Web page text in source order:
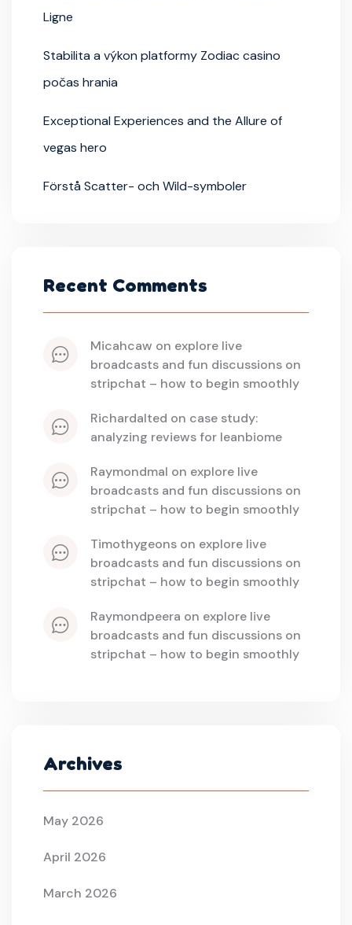
Ligne
Stabilita a výkon platformy Zodiac casino
počas hrania
Exceptional Experiences and the Allure of
vegas hero
Förstå Scatter- och Wild-symboler
Recent Comments
micahcaw on explore live
broadcasts and fun discussions on
stripchat – how to begin smoothly
richardalted on case study:
analyzing reviews for leanbiome
raymondmal on explore live
broadcasts and fun discussions on
stripchat – how to begin smoothly
timothygeons on explore live
broadcasts and fun discussions on
stripchat – how to begin smoothly
raymondpeera on explore live
broadcasts and fun discussions on
stripchat – how to begin smoothly
Archives
May 2026
April 2026
March 2026